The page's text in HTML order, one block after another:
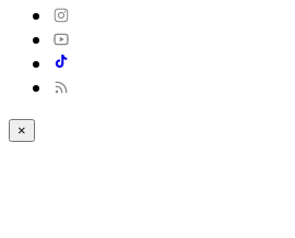
×